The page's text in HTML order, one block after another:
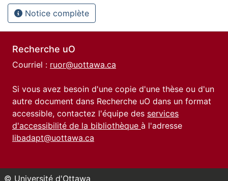
Notice complète
Recherche uO
Courriel : ruor@uottawa.ca
Si vous avez besoin d'une copie d'une thèse ou d'un
autre document dans Recherche uO dans un format
accessible, contactez l'équipe des services
d'accessibilité de la bibliothèque à l'adresse
libadapt@uottawa.ca
© Université d'Ottawa